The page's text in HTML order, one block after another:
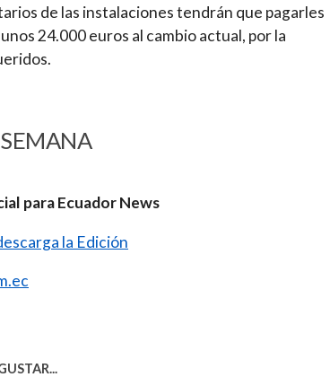
de las instalaciones tendrán que pagarles
24.000 euros al cambio actual, por la
para Ecuador News
la Edición